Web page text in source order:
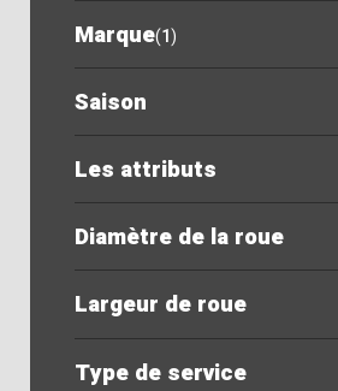
Marque(1)
Saison
Les attributs
Diamètre de la roue
Largeur de roue
Type de service